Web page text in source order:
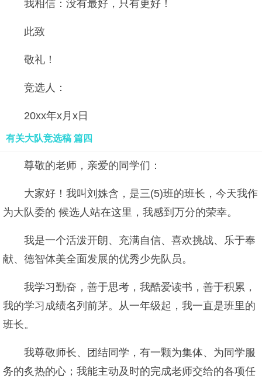
我相信：没有最好，只有更好！
此致
敬礼！
竞选人：
20xx年x月x日
有关大队竞选稿 篇四
尊敬的老师，亲爱的同学们：
大家好！我叫刘姝含，是三(5)班的班长，今天我作
为大队委的 候选人站在这里，我感到万分的荣幸。
我是一个活泼开朗、充满自信、喜欢挑战、乐于奉
献、德智体美全面发展的优秀少先队员。
我学习勤奋，善于思考，我酷爱读书，善于积累，
我的学习成绩名列前茅。从一年级起，我一直是班里的
班长。
我尊敬师长、团结同学，有一颗为集体、为同学服
务的炙热的心；我能主动及时的完成老师交给的各项任